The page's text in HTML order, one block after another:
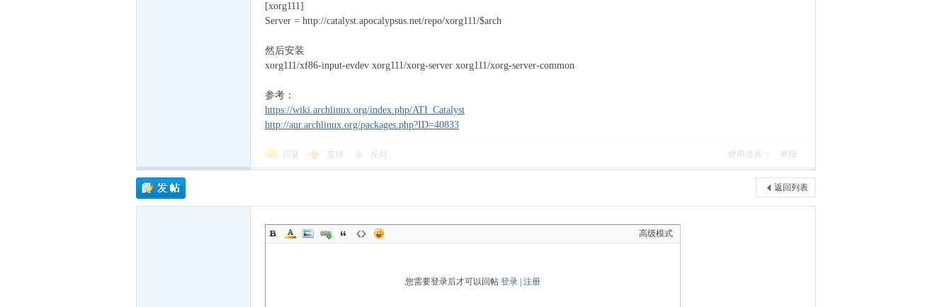
[xorg111]
Server = http://catalyst.apocalypsus.net/repo/xorg111/$arch
然后安装
xorg111/xf86-input-evdev xorg111/xorg-server xorg111/xorg-server-common
参考：
https://wiki.archlinux.org/index.php/ATI_Catalyst
http://aur.archlinux.org/packages.php?ID=40833
回复 支持 反对 使用道具 举报
返回列表
高级模式
您需要登录后才可以回帖 登录 注册